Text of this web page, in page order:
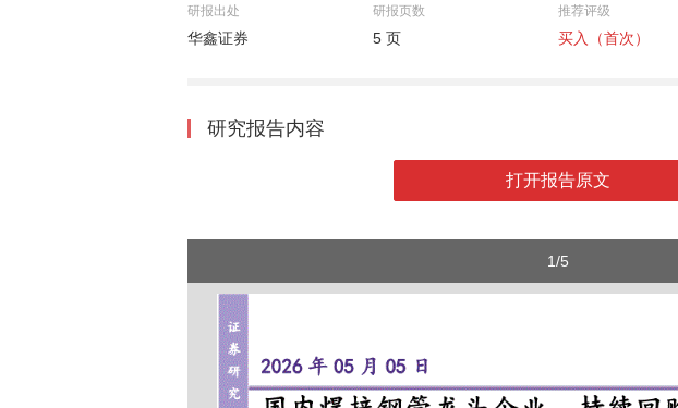
研报出处
华鑫证券
研报页数
5 页
推荐评级
买入（首次）
研究报告内容
打开报告原文
1/5